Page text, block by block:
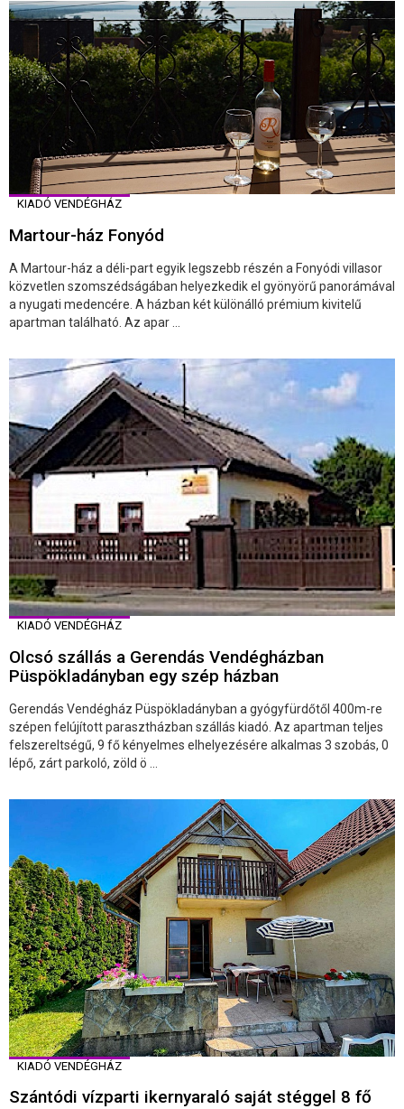
KIADÓ VENDÉGHÁZ
Martour-ház Fonyód
A Martour-ház a déli-part egyik legszebb részén a Fonyódi villasor
közvetlen szomszédságában helyezkedik el gyönyörű panorámával
a nyugati medencére. A házban két különálló prémium kivitelű
apartman található. Az apar ...
KIADÓ VENDÉGHÁZ
Olcsó szállás a Gerendás Vendégházban
Püspökladányban egy szép házban
Gerendás Vendégház Püspökladányban a gyógyfürdőtől 400m-re
szépen felújított parasztházban szállás kiadó. Az apartman teljes
felszereltségű, 9 fő kényelmes elhelyezésére alkalmas 3 szobás, 0
lépő, zárt parkoló, zöld ö ...
KIADÓ VENDÉGHÁZ
Szántódi vízparti ikernyaraló saját stéggel 8 fő